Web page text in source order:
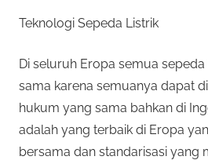
Teknologi Sepeda Listrik
Di seluruh Eropa semua
sama karena semuanya dapat
hukum yang sama bahkan di
adalah yang terbaik di Eropa
bersama dan standarisasi yang